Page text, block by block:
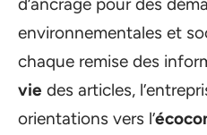
environnementales et
chaque remise des
vie des articles,
orientations vers l’